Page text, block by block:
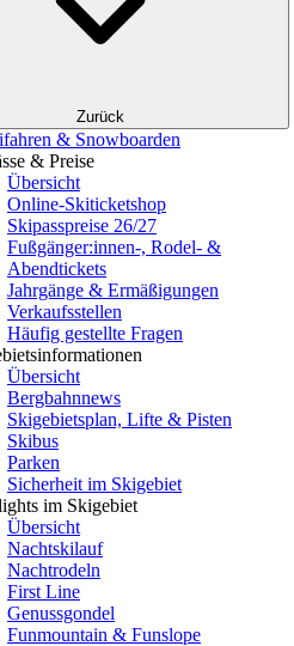
Zurück
& Snowboarden
& Preise
Übersicht
Online-Skiticketshop
Skipasspreise 26/27
Fußgänger:innen-, Rodel- &
Abendtickets
Jahrgänge & Ermäßigungen
Verkaufsstellen
Häufig gestellte Fragen
Übersicht
Bergbahnnews
Skigebietsplan, Lifte & Pisten
Skibus
Parken
Sicherheit im Skigebiet
im Skigebiet
Übersicht
Nachtskilauf
Nachtrodeln
First Line
Genussgondel
Funmountain & Funslope